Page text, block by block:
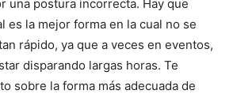
una postura incorrecta. Hay que
es la mejor forma en la cual no se
rápido, ya que a veces en eventos,
disparando largas horas. Te
sobre la forma más adecuada de